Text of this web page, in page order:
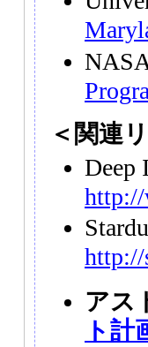
＜関連
Deep
http://
http://
アス
ト計